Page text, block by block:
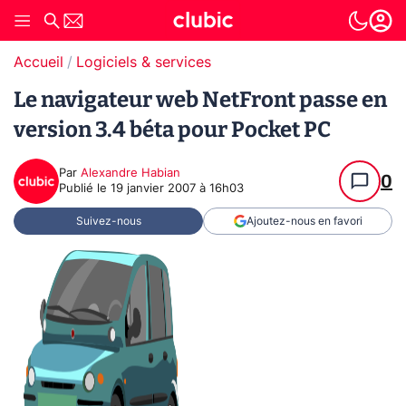
Accueil Logiciels & services
Le navigateur web NetFront passe en
version 3.4 béta pour Pocket PC
Par Alexandre Habian
Publié le 19 janvier 2007 à 16h03 0
Suivez-nous Ajoutez-nous en favori